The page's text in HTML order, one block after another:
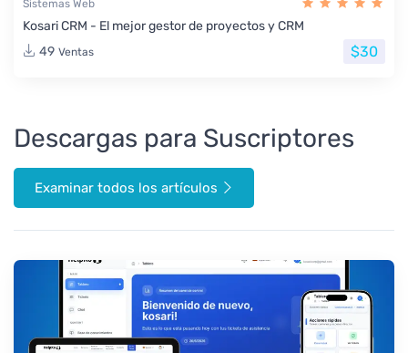
Sistemas Web
Kosari CRM - El mejor gestor de proyectos y CRM
49 Ventas $30
Descargas para Suscriptores
Examinar todos los artículos